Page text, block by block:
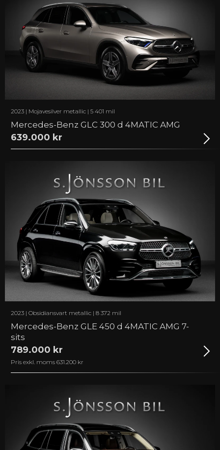
2023 | Mojavesilver metallic | 5 401 mil
Mercedes-Benz GLC 300 d 4MATIC AMG
639.000 kr
2023 | Obsidiansvart metallic | 8 372 mil
Mercedes-Benz GLE 450 d 4MATIC AMG 7-
sits
789.000 kr
Pris exkl. moms 631.200 kr